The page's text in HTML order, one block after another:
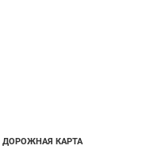
ДОРОЖНАЯ КАРТА